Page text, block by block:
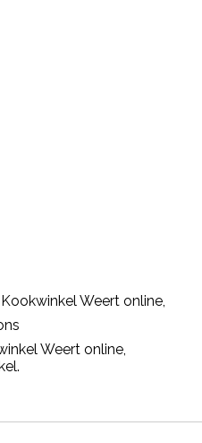
Weert online,
Weert online,